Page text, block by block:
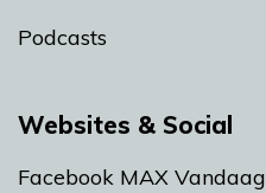
Podcasts
Websites & Social
Facebook MAX Vandaag